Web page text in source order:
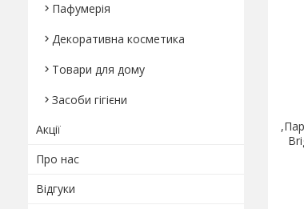
Пафумерія
Декоративна косметика
Товари для дому
Засоби гігієни
Акції
Про нас
Відгуки